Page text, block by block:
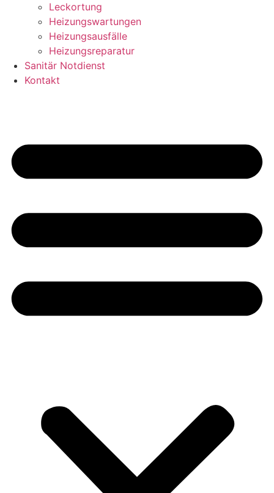
Leckortung
Heizungswartungen
Heizungsausfälle
Heizungsreparatur
Sanitär Notdienst
Kontakt